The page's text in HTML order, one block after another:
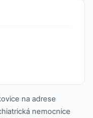
na adrese
nemocnice